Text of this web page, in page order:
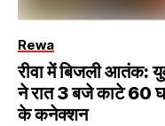
Rewa
रीवा में बिजली आतंक:
ने रात 3 बजे काटे 60
के कनेक्शन